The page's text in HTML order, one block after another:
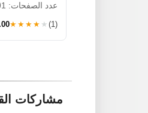
عدد الصفحات: 91
★★★★★ (1)
مشاركات